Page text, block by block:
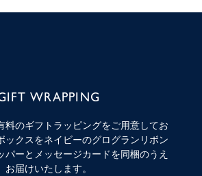
WRAPPING
料のギフトラッピングをご用意してお
ックスをネイビーのグログランリボン
パーとメッセージカードを同梱のうえ
お届けいたします。